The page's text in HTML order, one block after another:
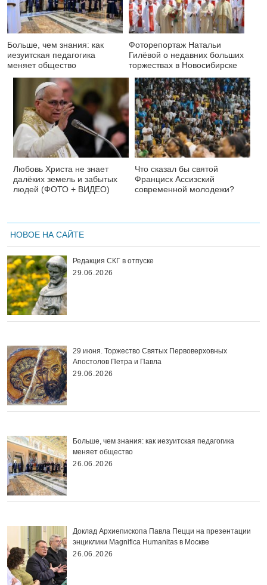
Больше, чем знания: как
иезуитская педагогика
меняет общество
Фоторепортаж Натальи
Гилёвой о недавних больших
торжествах в Новосибирске
Любовь Христа не знает
далёких земель и забытых
людей (ФОТО + ВИДЕО)
Что сказал бы святой
Франциск Ассизский
современной молодежи?
НОВОЕ НА САЙТЕ
Редакция СКГ в отпуске
29.06.2026
29 июня. Торжество Святых Первоверховных
Апостолов Петра и Павла
29.06.2026
Больше, чем знания: как иезуитская педагогика
меняет общество
26.06.2026
Доклад Архиепископа Павла Пецци на презентации
энциклики Magnifica Нumanitas в Москве
26.06.2026